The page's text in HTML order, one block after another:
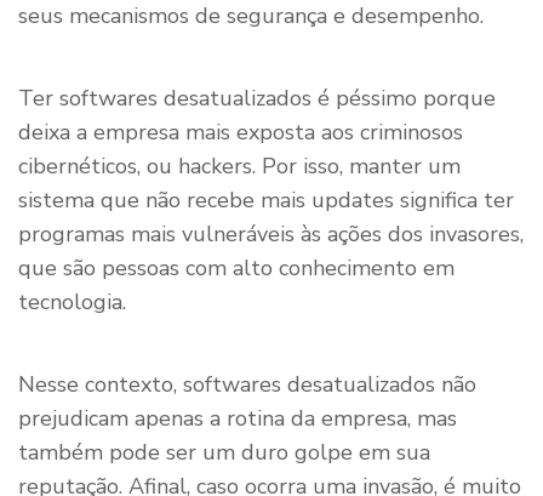
seus mecanismos de segurança e desempenho.
Ter softwares desatualizados é péssimo porque
deixa a empresa mais exposta aos criminosos
cibernéticos, ou hackers. Por isso, manter um
sistema que não recebe mais updates significa ter
programas mais vulneráveis às ações dos invasores,
que são pessoas com alto conhecimento em
tecnologia.
Nesse contexto, softwares desatualizados não
prejudicam apenas a rotina da empresa, mas
também pode ser um duro golpe em sua
reputação. Afinal, caso ocorra uma invasão, é muito